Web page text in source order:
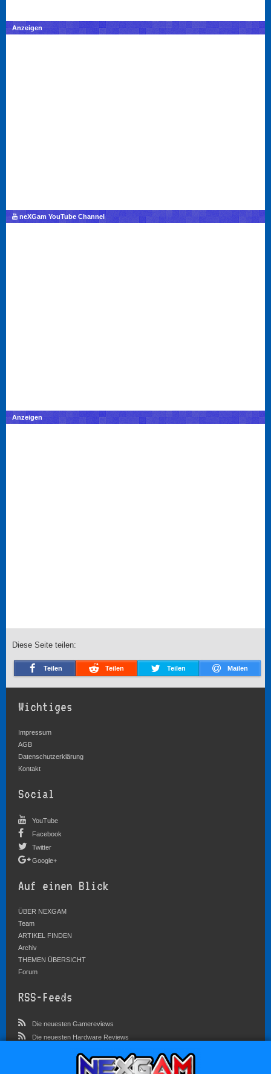
Anzeigen
neXGam YouTube Channel
Anzeigen
Diese Seite teilen:
Teilen Teilen Teilen Mailen
Wichtiges
Impressum
AGB
Datenschutzerklärung
Kontakt
Social
YouTube
Facebook
Twitter
Google+
Auf einen Blick
ÜBER NEXGAM
Team
ARTIKEL FINDEN
Archiv
THEMEN ÜBERSICHT
Forum
RSS-Feeds
Die neuesten Gamereviews
Die neuesten Hardware Reviews